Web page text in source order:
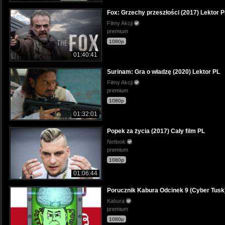
01:40:41
Fox: Grzechy przeszłości (2017) Lektor
Filmy Akcji
premium
1080p
01:32:01
Surinam: Gra o władzę (2020) Lektor PL
Filmy Akcji
premium
1080p
01:06:44
Popek za życia (2017) Cały film PL
Netlook
premium
1080p
Porucznik Kabura Odcinek 9 (Cyber
Kabura
premium
1080p